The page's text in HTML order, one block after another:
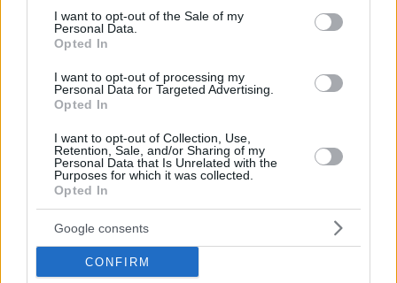
consent section.
I want to opt-out of the Sale of my
Personal Data.
Opted In
I want to opt-out of processing my
Personal Data for Targeted Advertising.
Opted In
I want to opt-out of Collection, Use,
Retention, Sale, and/or Sharing of my
Personal Data that Is Unrelated with the
Purposes for which it was collected.
Opted In
Google consents
CONFIRM
Ηλικιωμένος πάτησε γκάζι αντί για φρένο και έριξε το
ΙΧ του σε σούπερ μάρκετ στην Καλιφόρνια - Οκτώ
τραυματίες
Οι αστυνομικοί απέδωσαν το ατύχημα σε «σύγχυση
16.09.2022, 20:09